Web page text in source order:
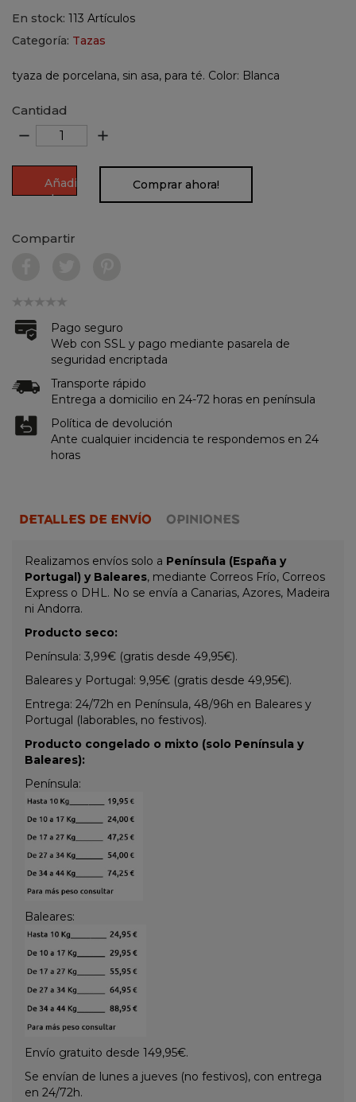
En stock: 113 Artículos
Categoría: Tazas
tyaza de porcelana, sin asa, para té. Color: Blanca
Cantidad
remove add
Añadir
al
Comprar ahora!
Compartir
Pago seguro
Web con SSL y pago mediante pasarela de
seguridad encriptada
Transporte rápido
Entrega a domicilio en 24-72 horas en península
Política de devolución
Ante cualquier incidencia te respondemos en 24
horas
DETALLES DE ENVÍO OPINIONES
Realizamos envíos solo a Península (España y
Portugal) y Baleares, mediante Correos Frío, Correos
Express o DHL. No se envía a Canarias, Azores, Madeira
ni Andorra.
Producto seco:
Península: 3,99€ (gratis desde 49,95€).
Baleares y Portugal: 9,95€ (gratis desde 49,95€).
Entrega: 24/72h en Península, 48/96h en Baleares y
Portugal (laborables, no festivos).
Producto congelado o mixto (solo Península y
Baleares):
Península:
Baleares:
Envío gratuito desde 149,95€.
Se envían de lunes a jueves (no festivos), con entrega
en 24/72h.